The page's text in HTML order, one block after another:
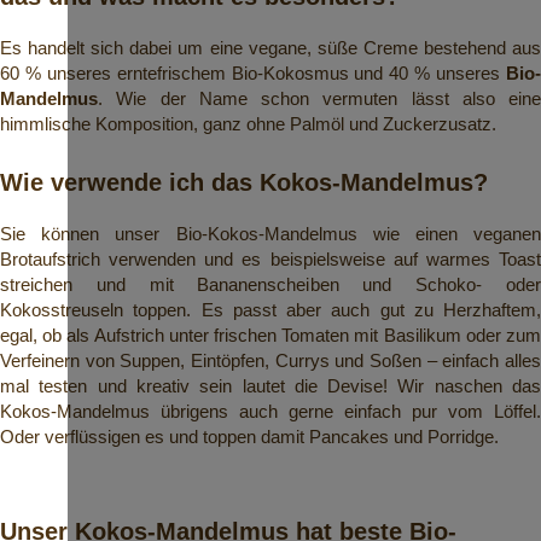
Es handelt sich dabei um eine vegane, süße Creme bestehend aus
60 % unseres erntefrischem Bio-Kokosmus und 40 % unseres Bio-
Mandelmus. Wie der Name schon vermuten lässt also eine
himmlische Komposition, ganz ohne Palmöl und Zuckerzusatz.
Wie verwende ich das Kokos-Mandelmus?
Sie können unser Bio-Kokos-Mandelmus wie einen veganen
Brotaufstrich verwenden und es beispielsweise auf warmes Toast
streichen und mit Bananenscheiben und Schoko- oder
Kokosstreuseln toppen. Es passt aber auch gut zu Herzhaftem,
egal, ob als Aufstrich unter frischen Tomaten mit Basilikum oder zum
Verfeinern von Suppen, Eintöpfen, Currys und Soßen – einfach alles
mal testen und kreativ sein lautet die Devise! Wir naschen das
Kokos-Mandelmus übrigens auch gerne einfach pur vom Löffel.
Oder verflüssigen es und toppen damit Pancakes und Porridge.
Unser Kokos-Mandelmus hat beste Bio-